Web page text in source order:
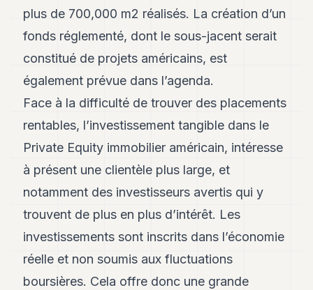
8
7
Andy
6
Andy
Andy
3
FINANCE
ART
VIVRE
plus de 700,000 m2 réalisés. La création d’un
fonds réglementé, dont le sous-jacent serait
constitué de projets américains, est
également prévue dans l’agenda.
Face à la difficulté de trouver des placements
rentables, l’investissement tangible dans le
Private Equity immobilier américain, intéresse
à présent une clientèle plus large, et
notamment des investisseurs avertis qui y
trouvent de plus en plus d’intérêt. Les
investissements sont inscrits dans l’économie
réelle et non soumis aux fluctuations
boursières. Cela offre donc une grande